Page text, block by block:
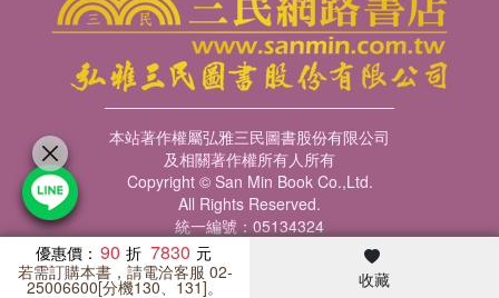
優惠價： 90 7830
若需訂購本書，請電洽客服 02-
25006600[分機130、131]。 收藏
暢銷榜 客服中心 瀏覽紀錄
本站著作權屬弘雅三民圖書股份有限公司
及相關著作權所有人所有
Copyright © San Min Book Co.,Ltd.
All Rights Reserved.
統一編號：05134324